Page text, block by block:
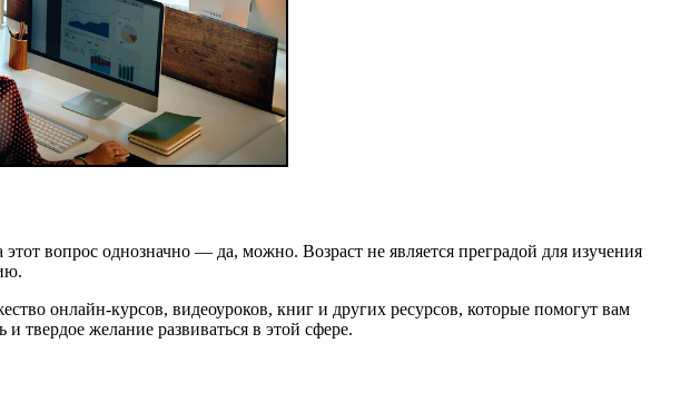
вопрос однозначно — да, можно. Возраст не является преградой для изучения
онлайн-курсов, видеоуроков, книг и других ресурсов, которые помогут вам
твердое желание развиваться в этой сфере.